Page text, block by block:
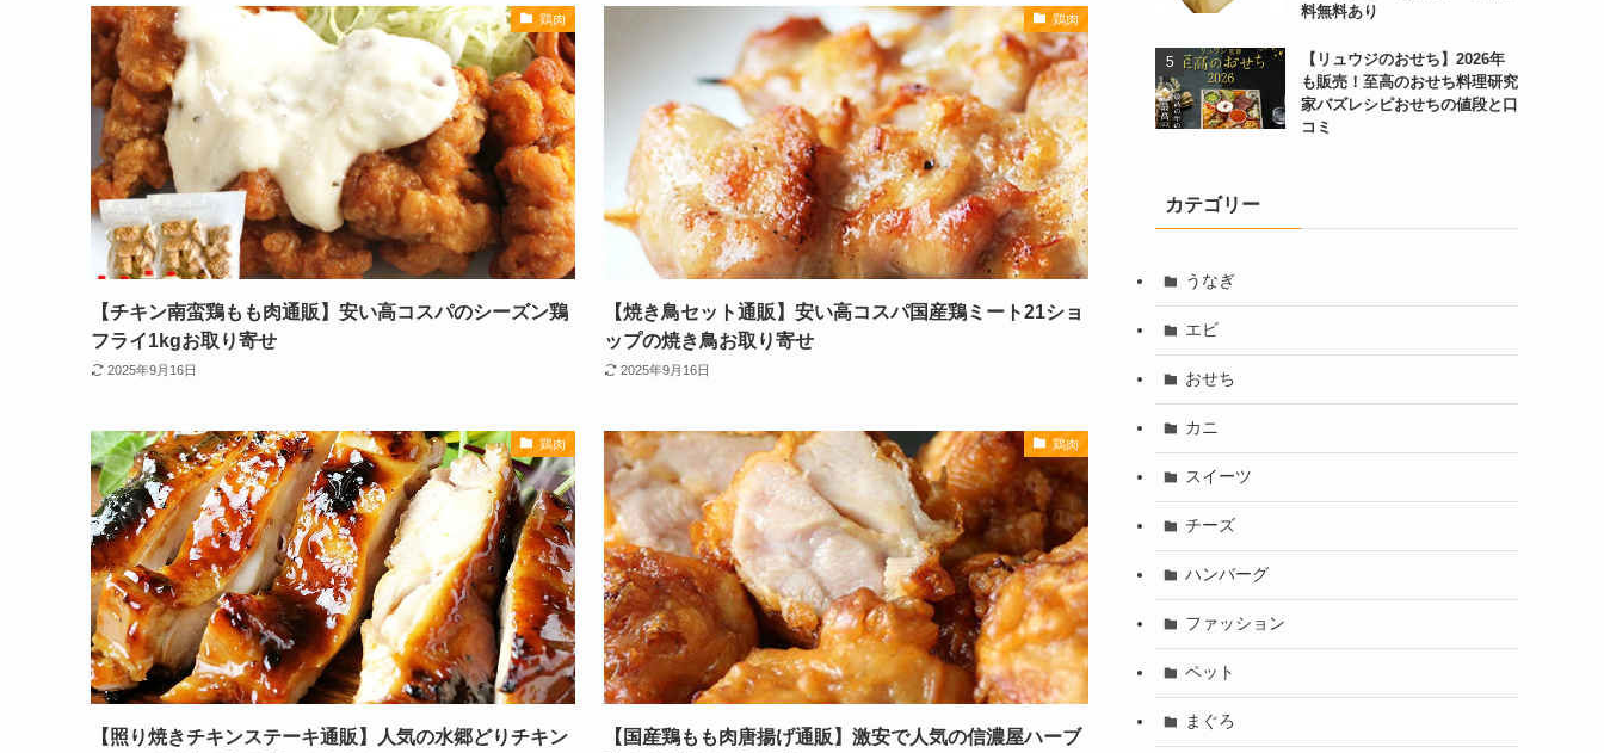
鶏肉
【チキン南蛮鶏もも肉通販】安い高コスパのシーズン鶏
フライ1kgお取り寄せ
2025年9月16日
鶏肉
【焼き鳥セット通販】安い高コスパ国産鶏ミート21ショ
ップの焼き鳥お取り寄せ
2025年9月16日
鶏肉
【照り焼きチキンステーキ通販】人気の水郷どりチキン
鶏肉
【国産鶏もも肉唐揚げ通販】激安で人気の信濃屋ハーブ
料無料あり
【リュウジのおせち】2026年
も販売！至高のおせち料理研究
家バズレシピおせちの値段と口
コミ
カテゴリー
うなぎ
エビ
おせち
カニ
スイーツ
チーズ
ハンバーグ
ファッション
ペット
まぐろ